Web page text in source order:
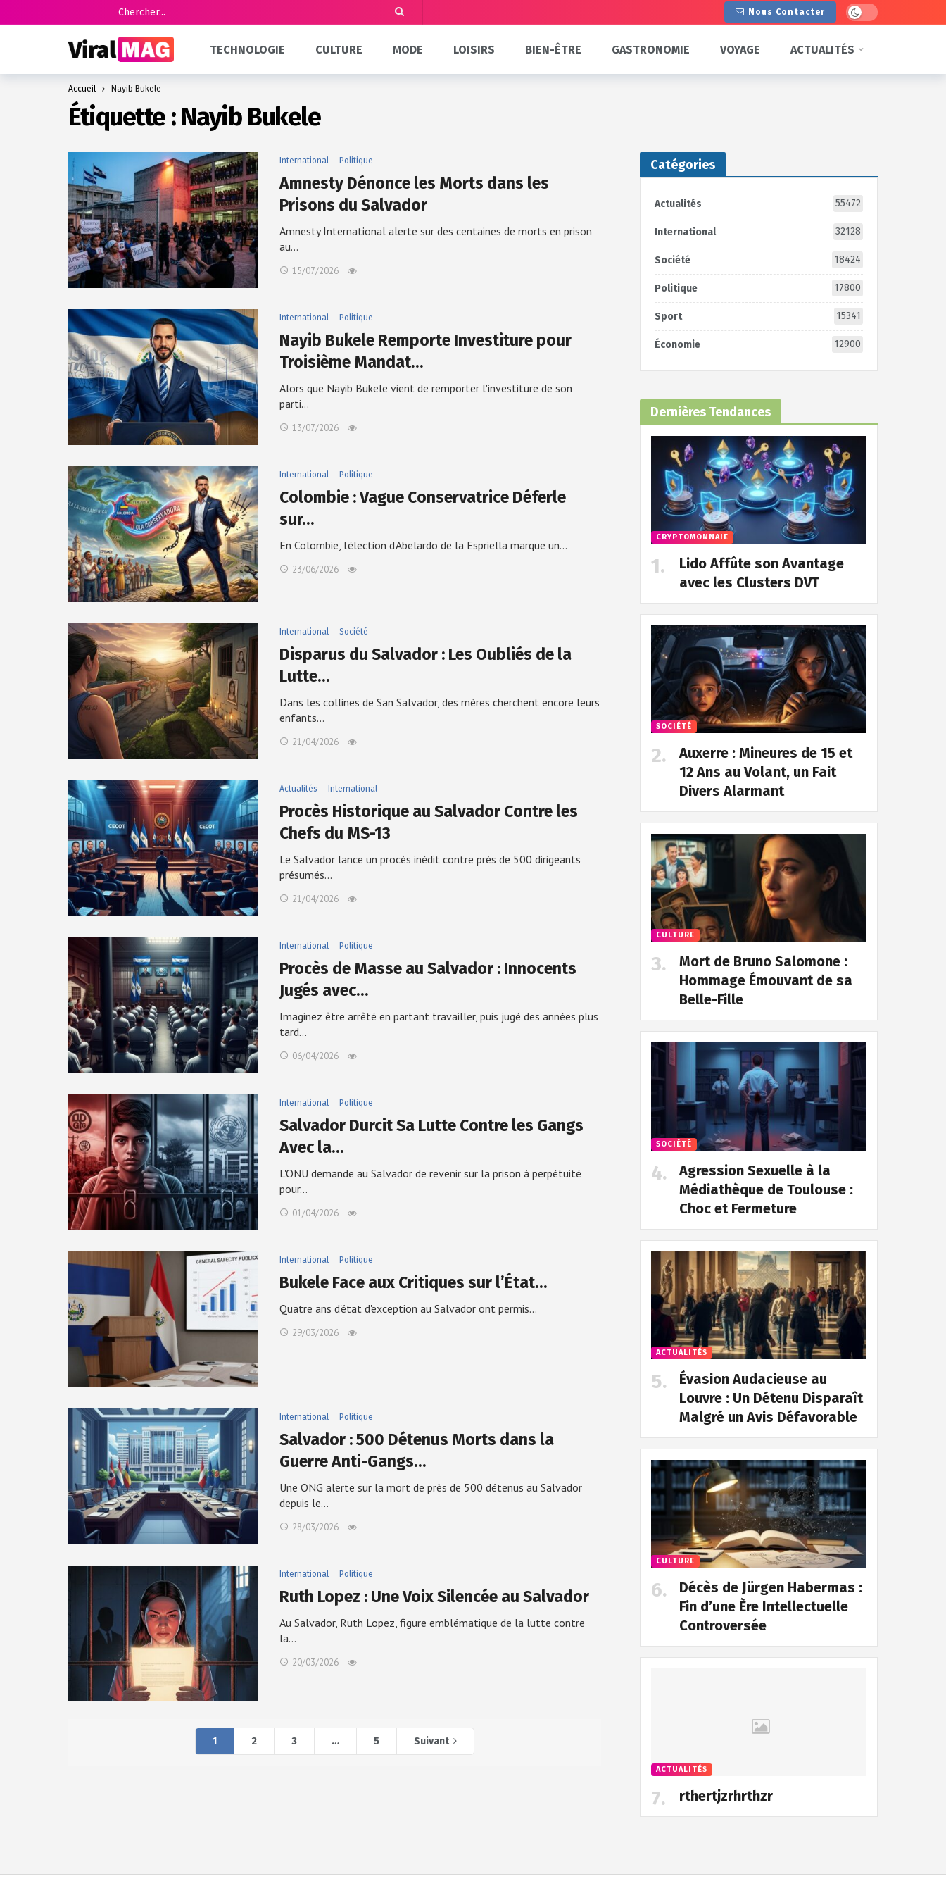
Nous Contacter Dark mode
TECHNOLOGIE CULTURE MODE LOISIRS BIEN-ÊTRE GASTRONOMIE VOYAGE ACTUALITÉS
Accueil Nayib Bukele
Étiquette : Nayib Bukele
International Politique
Amnesty Dénonce les Morts dans les
Prisons du Salvador
Amnesty International alerte sur des centaines de morts en prison
au…
15/07/2026
International Politique
Nayib Bukele Remporte Investiture pour
Troisième Mandat…
Alors que Nayib Bukele vient de remporter l'investiture de son
parti…
13/07/2026
International Politique
Colombie : Vague Conservatrice Déferle
sur…
En Colombie, l'élection d'Abelardo de la Espriella marque un…
23/06/2026
International Société
Disparus du Salvador : Les Oubliés de la
Lutte…
Dans les collines de San Salvador, des mères cherchent encore leurs
enfants…
21/04/2026
Actualités International
Procès Historique au Salvador Contre les
Chefs du MS-13
Le Salvador lance un procès inédit contre près de 500 dirigeants
présumés…
21/04/2026
International Politique
Procès de Masse au Salvador : Innocents
Jugés avec…
Imaginez être arrêté en partant travailler, puis jugé des années plus
tard…
06/04/2026
International Politique
Salvador Durcit Sa Lutte Contre les Gangs
Avec la…
L'ONU demande au Salvador de revenir sur la prison à perpétuité
pour…
01/04/2026
International Politique
Bukele Face aux Critiques sur l’État…
Quatre ans d'état d'exception au Salvador ont permis…
29/03/2026
International Politique
Salvador : 500 Détenus Morts dans la
Guerre Anti-Gangs…
Une ONG alerte sur la mort de près de 500 détenus au Salvador
depuis le…
28/03/2026
International Politique
Ruth Lopez : Une Voix Silencée au Salvador
Au Salvador, Ruth Lopez, figure emblématique de la lutte contre
la…
20/03/2026
1 2 3 … 5 Suivant
Catégories
Actualités 55472
International 32128
Société 18424
Politique 17800
Sport 15341
Économie 12900
Dernières Tendances
CRYPTOMONNAIE
Lido Affûte son Avantage
avec les Clusters DVT
SOCIÉTÉ
Auxerre : Mineures de 15 et
12 Ans au Volant, un Fait
Divers Alarmant
CULTURE
Mort de Bruno Salomone :
Hommage Émouvant de sa
Belle-Fille
SOCIÉTÉ
Agression Sexuelle à la
Médiathèque de Toulouse :
Choc et Fermeture
ACTUALITÉS
Évasion Audacieuse au
Louvre : Un Détenu Disparaît
Malgré un Avis Défavorable
CULTURE
Décès de Jürgen Habermas :
Fin d’une Ère Intellectuelle
Controversée
ACTUALITÉS
rthertjzrhrthzr